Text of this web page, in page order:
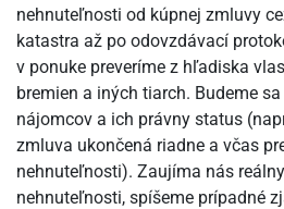
nehnuteľnosti od kúpnej zmluvy
katastra až po odovzdávací
v ponuke preveríme z hľadiska
bremien a iných tiarch. Budeme
nájomcov a ich právny status
zmluva ukončená riadne a včas
nehnuteľnosti). Zaujíma nás
nehnuteľnosti, spíšeme prípadné